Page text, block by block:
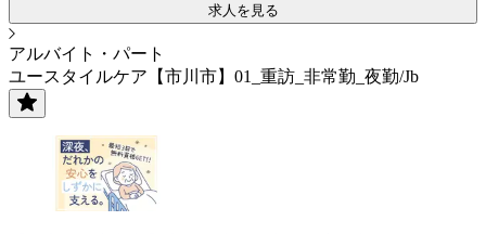
求人を見る
アルバイト・パート
ユースタイルケア【市川市】01_重訪_非常勤_夜勤/Jb